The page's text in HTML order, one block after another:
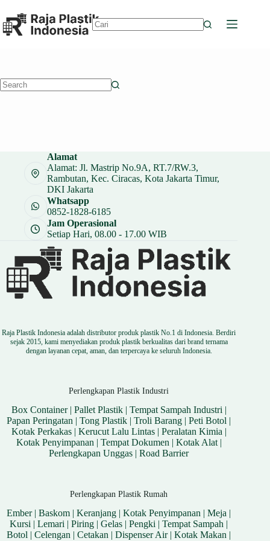
to
content
Alamat
Alamat: Jl. Mastrip No.9A, RT.7/RW.3,
Rambutan, Kec. Ciracas, Kota Jakarta Timur,
DKI Jakarta
Whatsapp
0852-1828-6185
Jam Operasional
Setiap Hari, 08.00 - 17.00 WIB
Raja Plastik Indonesia adalah distributor produk plastik No.1 di Indonesia. Berdiri
sejak 2015, kami menyediakan produk plastik berkualitas dari brand ternama
dengan layanan cepat, aman, dan terpercaya ke seluruh Indonesia.
Perlengkapan Plastik Industri
Box Container| Pallet Plastik| Tempat Sampah Industri |
Papan Peringatan |Tong Plastik |Troli Barang |Peti Botol |
Kotak Perkakas| Kerucut Lalu Lintas| Peralatan Kimia |
Kotak Penyimpanan | Tempat Dokumen | Kotak Alat|
Perlengkapan Unggas |Road Barrier
Perlengkapan Plastik Rumah
Ember|Baskom |Keranjang |Kotak Penyimpanan |Meja |
Kursi |Lemari |Piring |Gelas |Pengki |Tempat Sampah |
Botol |Celengan |Cetakan |Dispenser Air|Kotak Makan |